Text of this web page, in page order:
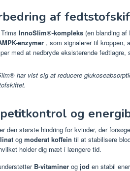
af
InnoSlim®-kompleks (en blanding
enzymer , som signalerer til kroppen,
med at nedbryde eksisterende
har vist sig at reducere
og
den største hindring for kvinder, der
og moderat koffein til at stabilisere
holder dig mæt i længere tid.
B-vitaminer og jod en stabil